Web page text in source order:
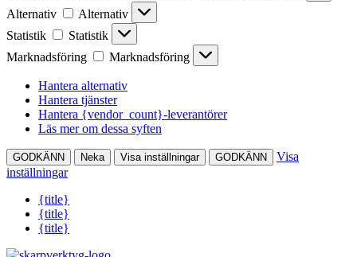
Alternativ
Alternativ
Statistik
Statistik
Marknadsföring
Marknadsföring
Hantera alternativ
Hantera tjänster
Hantera {vendor_count}-leverantörer
Läs mer om dessa syften
GODKÄNN Neka Visa inställningar GODKÄNN
Visa
inställningar
{title}
{title}
{title}